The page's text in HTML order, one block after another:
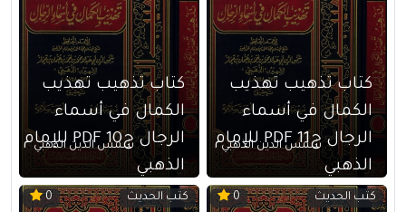
كتاب تذهيب تهذيب
الكمال في أسماء
الرجال ج11 PDF للإمام
الذهبي
شمس الدين الذهبي
كتاب تذهيب تهذيب
الكمال في أسماء
الرجال ج10 PDF للإمام
الذهبي
شمس الدين الذهبي
كتب الحديث 0 كتب الحديث 0